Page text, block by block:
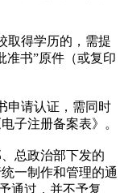
取得学历的，需提
准书”原件（或复印
申请认证，需同时
子注册备案表》。
总政治部下发的
一制作和管理的通
通过，并不予复